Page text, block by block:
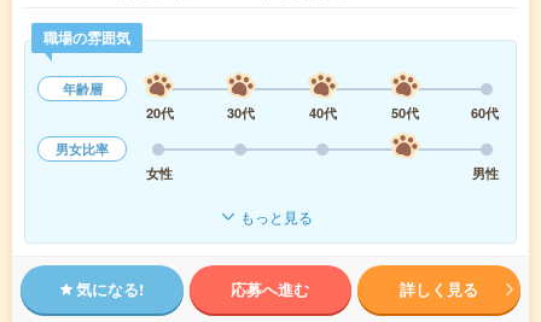
職場の雰囲気
年齢層
20代
30代 40代 50代
60代
男女比率
女性
男性
もっと見る
気になる! 応募へ進む 詳しく見る